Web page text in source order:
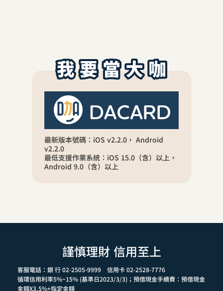
最新版本號碼：iOS v2.2.0， Android
v2.2.0
最低支援作業系統：iOS 15.0（含）以上，
Android 9.0（含）以上
謹慎理財 信用至上
客服電話：銀 行 02-2505-9999 信用卡 02-2528-7776
循環信用利率5%~15% (基準日2023/3/3)；預借現金手續費：預借現金
金額X3.5%+指定金額